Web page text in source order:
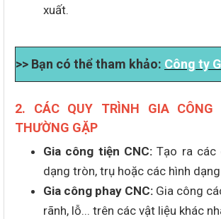
xuất.
>> Bạn có thể tham khảo: Công ty
2. CÁC QUY TRÌNH GIA CÔNG
THƯỜNG GẶP
Gia công tiện CNC:Tạo ra các
dạng tròn, trụ hoặc các hình
Gia công phay CNC: Gia công
rãnh, lỗ... trên các vật liệu khác